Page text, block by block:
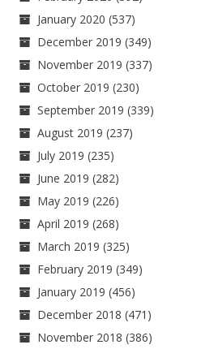
January 2020 (537)
December 2019 (349)
November 2019 (337)
October 2019 (230)
September 2019 (339)
August 2019 (237)
July 2019 (235)
June 2019 (282)
May 2019 (226)
April 2019 (268)
March 2019 (325)
February 2019 (349)
January 2019 (456)
December 2018 (471)
November 2018 (386)